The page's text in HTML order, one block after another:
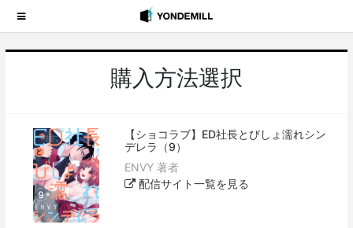
購入方法選択
【ショコラブ】ED社長とびしょ濡れシン
デレラ（9）
ENVY 著者
配信サイト一覧を見る